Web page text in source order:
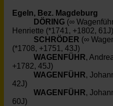
Egeln, Bez. Magdeburg
DÖRING (∞
Henriette (*1741, +1802, 61J)
SCHRÖDER (∞
(*1708, +1751, 43J)
WAGENFÜHR,
+1782, 45J)
WAGENFÜHR,
42J)
WAGENFÜHR,
60J)